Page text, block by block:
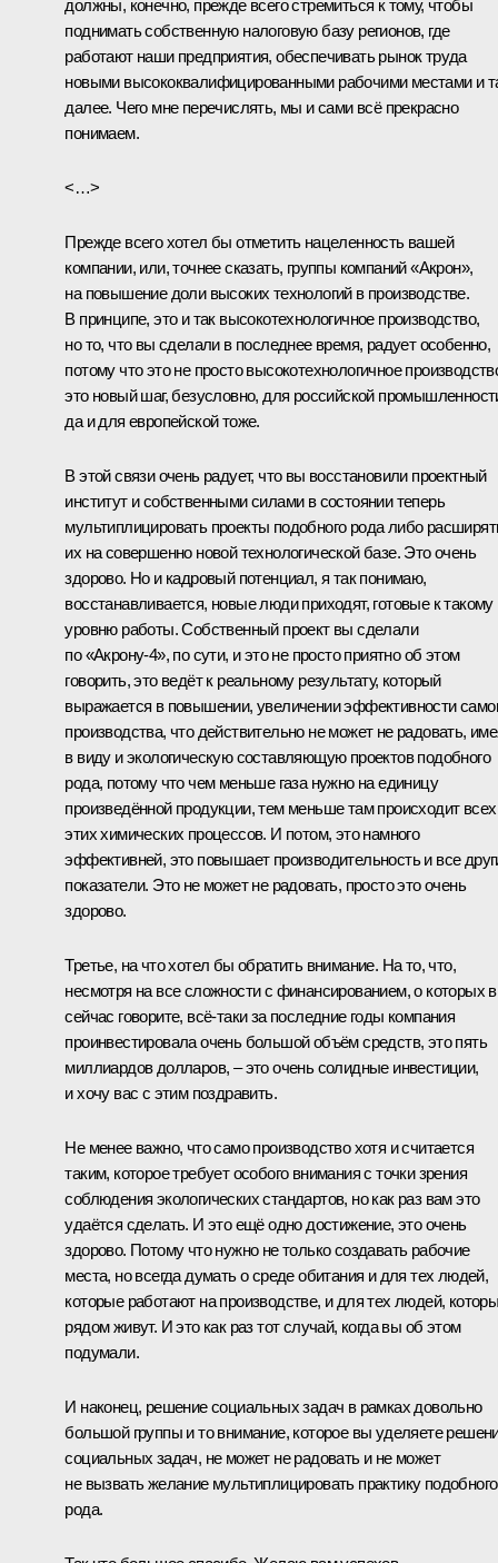
должны, конечно, прежде всего стремиться к тому, чтобы
поднимать собственную налоговую базу регионов, где
работают наши предприятия, обеспечивать рынок труда
новыми высококвалифицированными рабочими местами и
далее. Чего мне перечислять, мы и сами всё прекрасно
понимаем.
<…>
Прежде всего хотел бы отметить нацеленность вашей
компании, или, точнее сказать, группы компаний «Акрон»,
на повышение доли высоких технологий в производстве.
В принципе, это и так высокотехнологичное производство,
но то, что вы сделали в последнее время, радует особенно,
потому что это не просто высокотехнологичное
это новый шаг, безусловно, для российской
да и для европейской тоже.
В этой связи очень радует, что вы восстановили проектный
институт и собственными силами в состоянии теперь
мультиплицировать проекты подобного рода либо
их на совершенно новой технологической базе. Это очень
здорово. Но и кадровый потенциал, я так понимаю,
восстанавливается, новые люди приходят, готовые к такому
уровню работы. Собственный проект вы сделали
по «Акрону-4», по сути, и это не просто приятно об этом
говорить, это ведёт к реальному результату, который
выражается в повышении, увеличении эффективности
производства, что действительно не может не радовать,
в виду и экологическую составляющую проектов подобного
рода, потому что чем меньше газа нужно на единицу
произведённой продукции, тем меньше там происходит всех
этих химических процессов. И потом, это намного
эффективней, это повышает производительность и все
показатели. Это не может не радовать, просто это очень
здорово.
Третье, на что хотел бы обратить внимание. На то, что,
несмотря на все сложности с финансированием, о которых
сейчас говорите, всё‑таки за последние годы компания
проинвестировала очень большой объём средств, это пять
миллиардов долларов, – это очень солидные инвестиции,
и хочу вас с этим поздравить.
Не менее важно, что само производство хотя и считается
таким, которое требует особого внимания с точки зрения
соблюдения экологических стандартов, но как раз вам это
удаётся сделать. И это ещё одно достижение, это очень
здорово. Потому что нужно не только создавать рабочие
места, но всегда думать о среде обитания и для тех людей,
которые работают на производстве, и для тех людей,
рядом живут. И это как раз тот случай, когда вы об этом
подумали.
И наконец, решение социальных задач в рамках довольно
большой группы и то внимание, которое вы уделяете
социальных задач, не может не радовать и не может
не вызвать желание мультиплицировать практику подобного
рода.